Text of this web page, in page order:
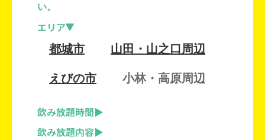
い。
エリア
都城市 山田・山之口周辺
えびの市 小林・高原周辺
飲み放題時間
飲み放題内容